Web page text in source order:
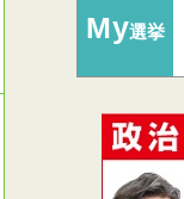
My選挙